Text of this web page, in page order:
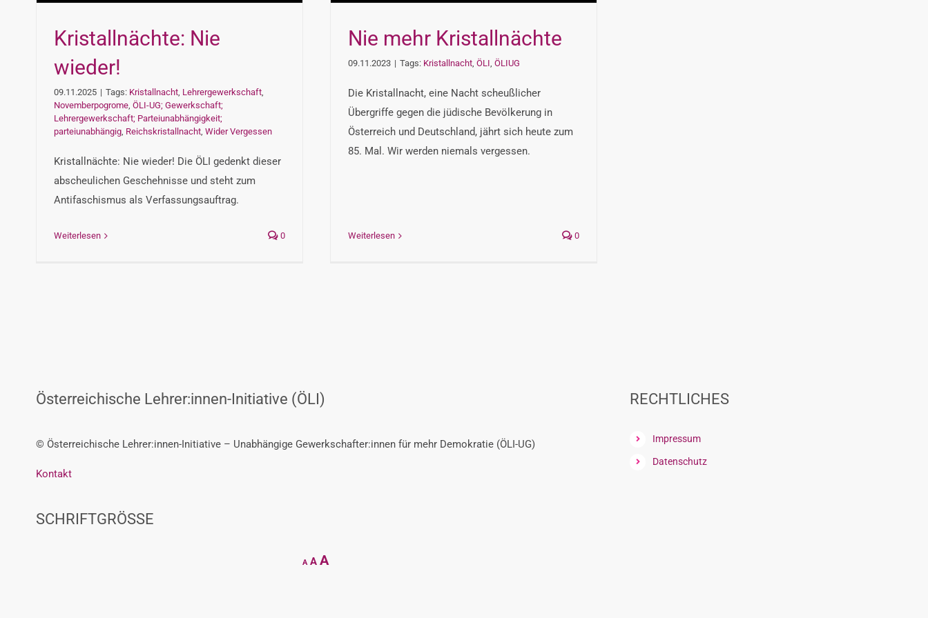
Kristallnächte: Nie
wieder!
09.11.2025 | Tags: Kristallnacht, Lehrergewerkschaft,
Novemberpogrome, ÖLI-UG; Gewerkschaft;
Lehrergewerkschaft; Parteiunabhängigkeit;
parteiunabhängig, Reichskristallnacht, Wider Vergessen
Kristallnächte: Nie wieder! Die ÖLI gedenkt dieser
abscheulichen Geschehnisse und steht zum
Antifaschismus als Verfassungsauftrag.
Weiterlesen 0
Nie mehr Kristallnächte
09.11.2023 | Tags: Kristallnacht, ÖLI, ÖLIUG
Die Kristallnacht, eine Nacht scheußlicher
Übergriffe gegen die jüdische Bevölkerung in
Österreich und Deutschland, jährt sich heute zum
85. Mal. Wir werden niemals vergessen.
Weiterlesen 0
Österreichische Lehrer:innen-Initiative (ÖLI)
© Österreichische Lehrer:innen-Initiative – Unabhängige Gewerkschafter:innen für mehr Demokratie (ÖLI-UG)
Kontakt
SCHRIFTGRÖSSE
A
font
A Reset
AIncrease
RECHTLICHES
Impressum
Datenschutz